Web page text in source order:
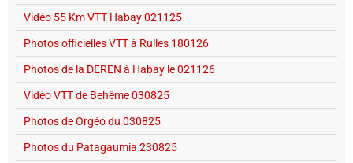
Vidéo 55 Km VTT Habay 021125
Photos officielles VTT à Rulles 180126
Photos de la DEREN à Habay le 021126
Vidéo VTT de Behême 030825
Photos de Orgéo du 030825
Photos du Patagaumia 230825